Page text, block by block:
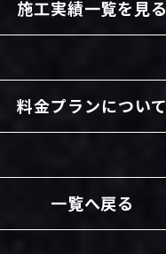
施工実績一覧を見る
料金プランについて
一覧へ戻る